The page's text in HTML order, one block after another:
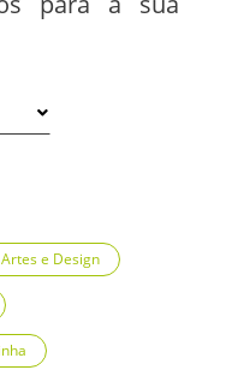
Artes e Design